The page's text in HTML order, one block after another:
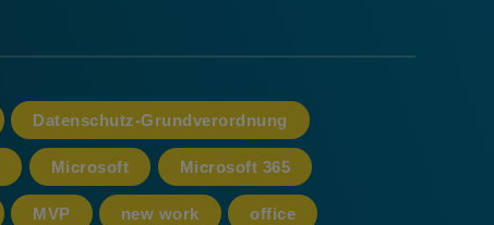
Datenschutz-Grundverordnung
Microsoft Microsoft 365
MVP new work office